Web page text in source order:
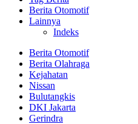
Berita Otomotif
Lainnya
Indeks
Berita Otomotif
Berita Olahraga
Kejahatan
Nissan
Bulutangkis
DKI Jakarta
Gerindra